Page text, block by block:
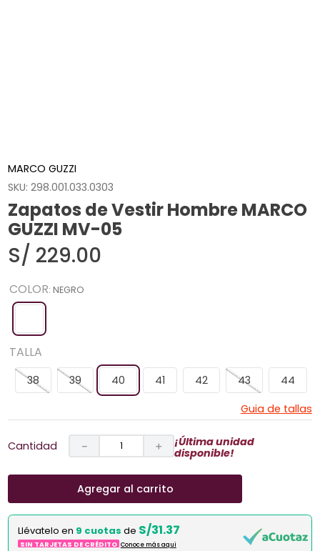
MARCO GUZZI
SKU:298.001.033.0303
Zapatos de Vestir Hombre MARCO
GUZZI MV-05
S/ 229.00
COLOR: NEGRO
TALLA
38 39 40 41 42 43
44
Guia de tallas
Cantidad ＋
－
¡Última unidad
disponible!
Agregar al carrito
Llévatelo en 9 cuotas de S/31.37
SIN TARJETAS DE CRÉDITO Conoce más aqui